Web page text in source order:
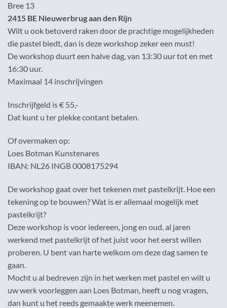
Bree 13
2415 BE Nieuwerbrug aan den Rijn
Wilt u ook betoverd raken door de prachtige mogelijkheden
die pastel biedt, dan is deze workshop zeker een must!
De workshop duurt een halve dag, van 13:30 uur tot en met
16:30 uur.
Maximaal 14 inschrijvingen
Inschrijfgeld is € 55,-
Dat kunt u ter plekke contant betalen.
Of overmaken op:
Loes Botman Kunstenares
IBAN: NL26 INGB 0008175294
De workshop gaat over het tekenen met pastelkrijt. Hoe een
tekening op te bouwen? Wat is er allemaal mogelijk met
pastelkrijt?
Deze workshop is voor iedereen, jong en oud, al jaren
werkend met pastelkrijt of het juist voor het eerst willen
proberen. U bent van harte welkom om deze dag samen te
gaan.
Mocht u al bedreven zijn in het werken met pastel en wilt u
uw werk voorleggen aan Loes Botman, heeft u nog vragen,
dan kunt u het reeds gemaakte werk meenemen.